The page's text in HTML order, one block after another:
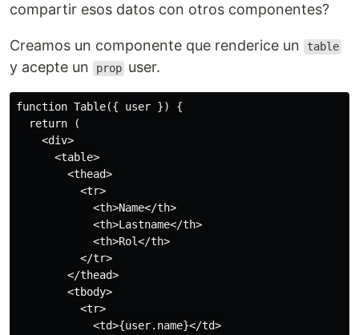
compartir esos datos con otros componentes?
Creamos un componente que renderice un table
y acepte un prop user.
function Table({ user }) {
  return (
    <div>
      <table>
        <thead>
          <tr>
            <th>Name</th>
            <th>Lastname</th>
            <th>Rol</th>
          </tr>
        </thead>
        <tbody>
          <tr>
            <td>{user.name}</td>